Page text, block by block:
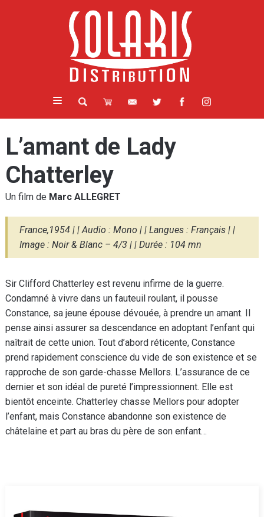
L’amant de Lady
Chatterley
Un film de Marc ALLEGRET
France,1954 | | Audio : Mono | | Langues : Français | |
Image : Noir & Blanc – 4/3 | | Durée : 104 mn
Sir Clifford Chatterley est revenu infirme de la guerre.
Condamné à vivre dans un fauteuil roulant, il pousse
Constance, sa jeune épouse dévouée, à prendre un amant. Il
pense ainsi assurer sa descendance en adoptant l’enfant qui
naîtrait de cette union. Tout d’abord réticente, Constance
prend rapidement conscience du vide de son existence et se
rapproche de son garde-chasse Mellors. L’assurance de ce
dernier et son idéal de pureté l’impressionnent. Elle est
bientôt enceinte. Chatterley chasse Mellors pour adopter
l’enfant, mais Constance abandonne son existence de
châtelaine et part au bras du père de son enfant…